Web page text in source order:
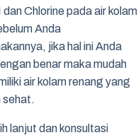
dan Chlorine pada air kolam
Anda
jika hal ini Anda
benar maka mudah
air kolam renang yang
sehat.
lanjut dan konsultasi